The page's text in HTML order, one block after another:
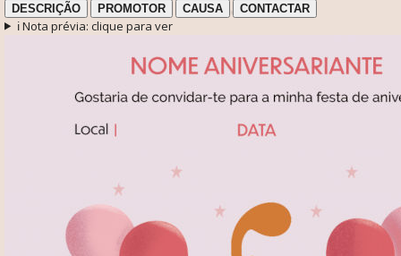
DESCRIÇÃO PROMOTOR CAUSA CONTACTAR
ℹ️ Nota prévia: clique para ver